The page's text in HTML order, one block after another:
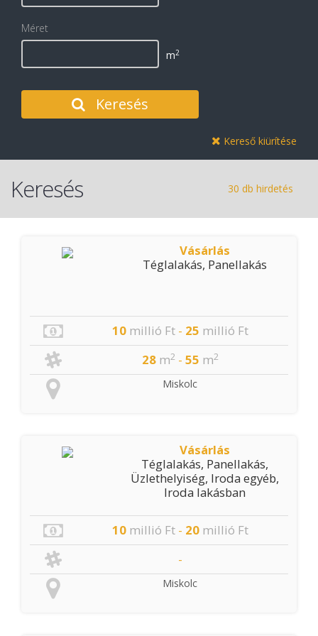
Méret
m2
Keresés
Kereső kiürítése
30 db hirdetés
Keresés
Vásárlás
Téglalakás, Panellakás
10 millió Ft- 25 millió Ft
28 m2 - 55 m2
Miskolc
Vásárlás
Téglalakás, Panellakás,
Üzlethelyiség, Iroda egyéb,
Iroda lakásban
10 millió Ft- 20 millió Ft
-
Miskolc